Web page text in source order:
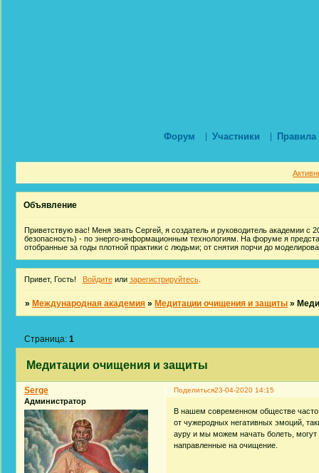
Форум Участники Правила
Объявление
Приветствую вас! Меня звать Сергей, я создатель и руководитель академии с
безопасность) - по энерго-информационным технологиям. На форуме я
отобранные за годы плотной практики с людьми; от снятия порчи до
Привет, Гость! Войдитеили зарегистрируйтесь.
»Международная академия »Медитации очищения и защиты »
Медитации очищения и защиты
Страница:1
Поделиться23-04-2020 14:15
Serge
Администратор
В нашем современном обществе часто
от чужеродных негативных эмоций,
ауру и мы можем начать болеть,
направленные на очищение.